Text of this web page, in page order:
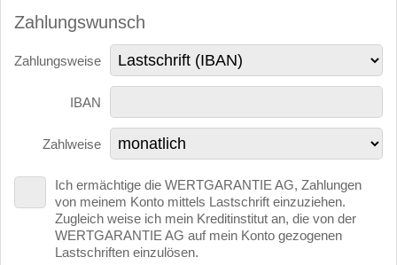
Zahlungswunsch
Zahlungsweise
IBAN
Zahlweise
Ich ermächtige die WERTGARANTIE AG, Zahlungen
von meinem Konto mittels Lastschrift einzuziehen.
Zugleich weise ich mein Kreditinstitut an, die von der
WERTGARANTIE AG auf mein Konto gezogenen
Lastschriften einzulösen.